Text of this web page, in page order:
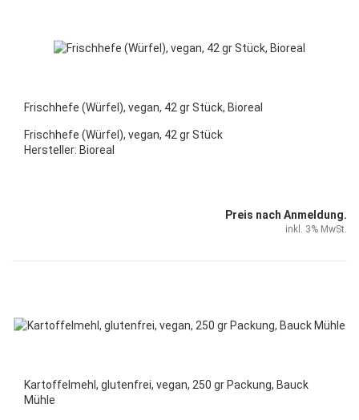
Frischhefe (Würfel), vegan, 42 gr Stück, Bioreal
Frischhefe (Würfel), vegan, 42 gr Stück
Hersteller: Bioreal
Preis nach Anmeldung.
inkl. 3% MwSt.
Kartoffelmehl, glutenfrei, vegan, 250 gr Packung, Bauck
Mühle